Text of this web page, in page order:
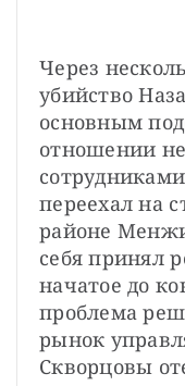
Через
убийство
основным
отношении
переехал на
районе
себя принял
начатое до
проблема
рынок
Скворцовы